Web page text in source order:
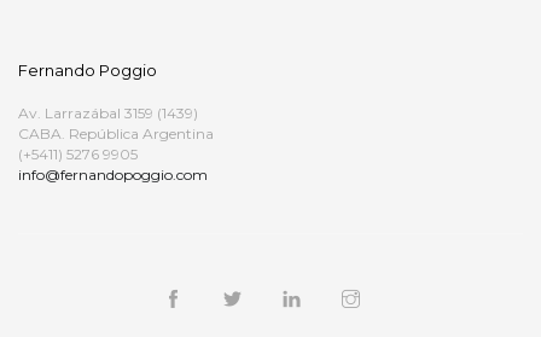
Fernando Poggio
Av. Larrazábal 3159 (1439)
CABA. República Argentina
(+5411) 5276 9905
info@fernandopoggio.com